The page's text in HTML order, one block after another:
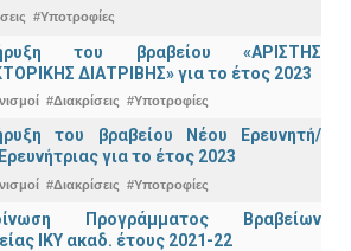
#Υποτροφίες
του βραβείου «ΑΡΙΣΤΗΣ
ΔΙΑΤΡΙΒΗΣ» για το έτος 2023
#Διακρίσεις #Υποτροφίες
του βραβείου Νέου Ερευνητή/
για το έτος 2023
#Διακρίσεις #Υποτροφίες
Προγράμματος Βραβείων
ΙΚΥ ακαδ. έτους 2021-22